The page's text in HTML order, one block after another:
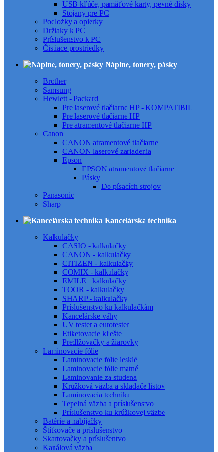
USB kľúče, pamäťové karty, pevné disky
Stojany pre PC
Podložky a opierky
Držiaky k PC
Príslušenstvo k PC
Čistiace prostriedky
Náplne, tonery, pásky
Brother
Samsung
Hewlett - Packard
Pre laserové tlačiarne HP - KOMPATIBIL
Pre laserové tlačiarne HP
Pre atramentové tlačiarne HP
Canon
CANON atramentové tlačiarne
CANON laserové zariadenia
Epson
EPSON atramentové tlačiarne
Pásky
Do písacích strojov
Panasonic
Sharp
Kancelárska technika
Kalkulačky
CASIO - kalkulačky
CANON - kalkulačky
CITIZEN - kalkulačky
COMIX - kalkulačky
EMILE - kalkulačky
TOOR - kalkulačky
SHARP - kalkulačky
Príslušenstvo ku kalkulačkám
Kancelárske váhy
UV tester a eurotester
Etiketovacie kliešte
Predlžovačky a žiarovky
Laminovacie fólie
Laminovacie fólie lesklé
Laminovacie fólie matné
Laminovanie za studena
Krúžková väzba a skladače listov
Laminovacia technika
Tepelná väzba a príslušenstvo
Príslušenstvo ku krúžkovej väzbe
Batérie a nabíjačky
Štítkovače a príslušenstvo
Skartovačky a príslušentvo
Kanálová väzba